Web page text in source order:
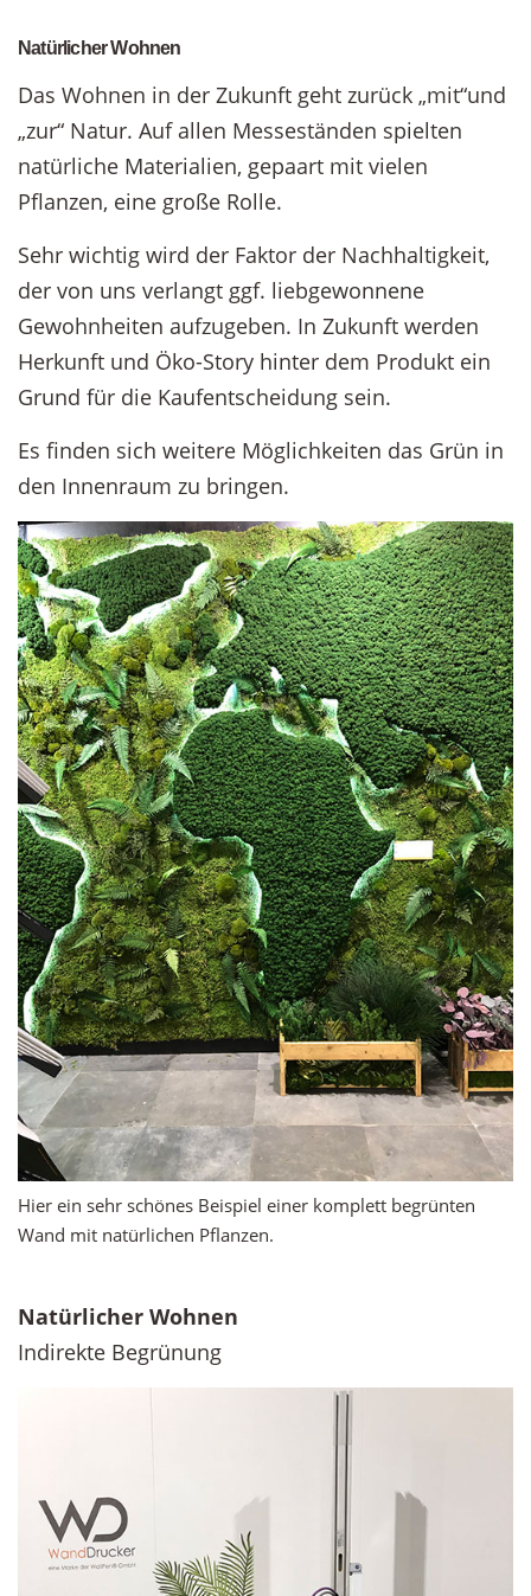
Natürlicher Wohnen
Das Wohnen in der Zukunft geht zurück „mit“und
„zur“ Natur. Auf allen Messeständen spielten
natürliche Materialien, gepaart mit vielen
Pflanzen, eine große Rolle.
Sehr wichtig wird der Faktor der Nachhaltigkeit,
der von uns verlangt ggf. liebgewonnene
Gewohnheiten aufzugeben. In Zukunft werden
Herkunft und Öko-Story hinter dem Produkt ein
Grund für die Kaufentscheidung sein.
Es finden sich weitere Möglichkeiten das Grün in
den Innenraum zu bringen.
Hier ein sehr schönes Beispiel einer komplett begrünten
Wand mit natürlichen Pflanzen.
Natürlicher Wohnen
Indirekte Begrünung